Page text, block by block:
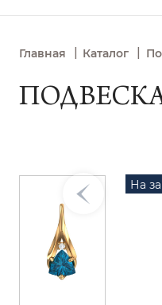
Главная | Каталог |
ПОДВЕСКА
На